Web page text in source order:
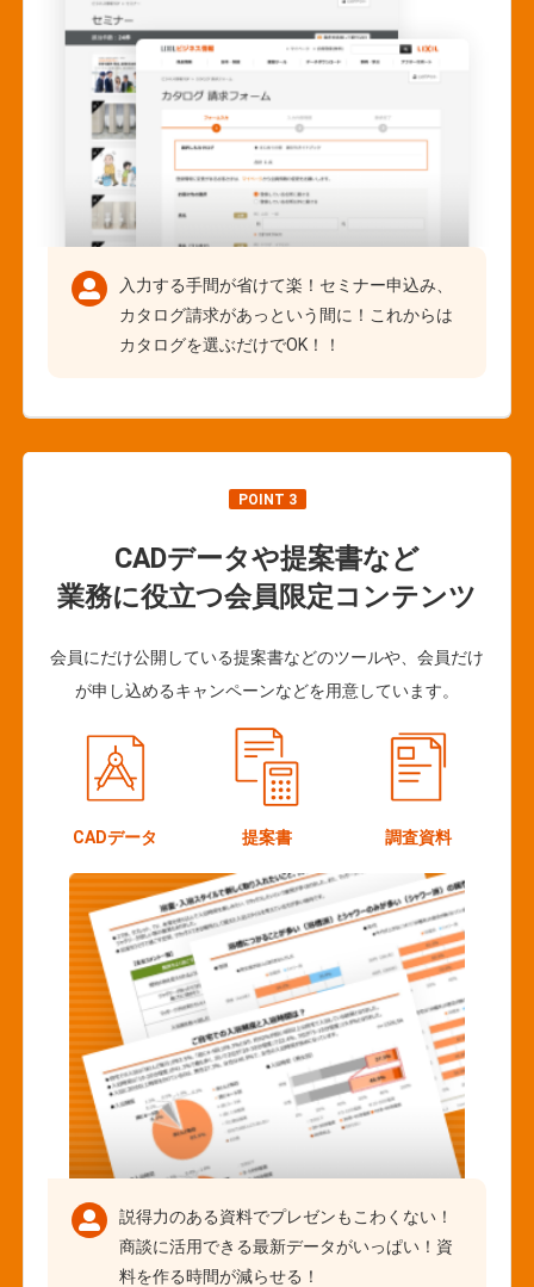
入力する手間が省けて楽！セミナー申込み、
カタログ請求があっという間に！これからは
カタログを選ぶだけでOK！！
POINT 3
CADデータや提案書など
業務に役立つ会員限定コンテンツ
会員にだけ公開している提案書などのツールや、会員だけ
が申し込めるキャンペーンなどを用意しています。
CADデータ 提案書 調査資料
説得力のある資料でプレゼンもこわくない！
商談に活用できる最新データがいっぱい！資
料を作る時間が減らせる！